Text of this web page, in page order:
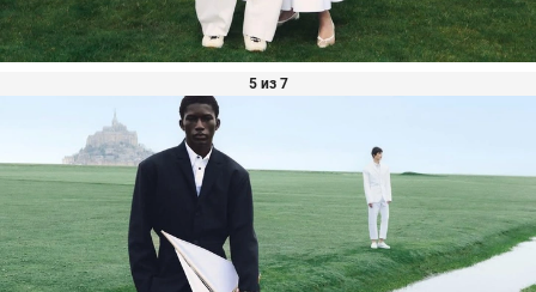
5 из 7